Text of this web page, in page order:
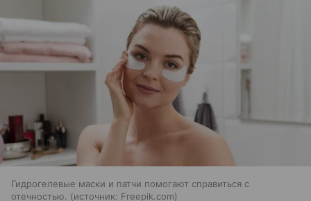
Гидрогелевые маски и патчи помогают справиться с
отечностью.
источник: Freepik.com